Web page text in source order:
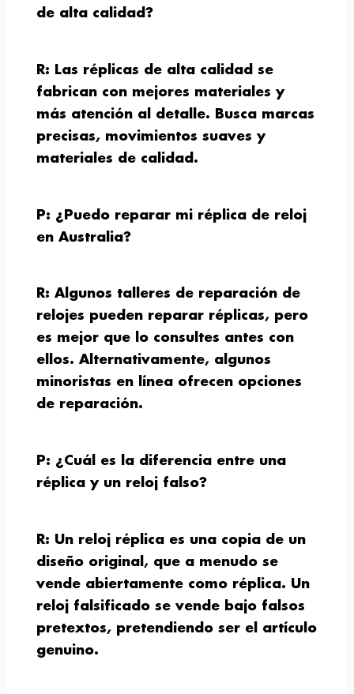
de alta calidad?
R: Las réplicas de alta calidad se
fabrican con mejores materiales y
más atención al detalle. Busca marcas
precisas, movimientos suaves y
materiales de calidad.
P: ¿Puedo reparar mi réplica de reloj
en Australia?
R: Algunos talleres de reparación de
relojes pueden reparar réplicas, pero
es mejor que lo consultes antes con
ellos. Alternativamente, algunos
minoristas en línea ofrecen opciones
de reparación.
P: ¿Cuál es la diferencia entre una
réplica y un reloj falso?
R: Un reloj réplica es una copia de un
diseño original, que a menudo se
vende abiertamente como réplica. Un
reloj falsificado se vende bajo falsos
pretextos, pretendiendo ser el artículo
genuino.